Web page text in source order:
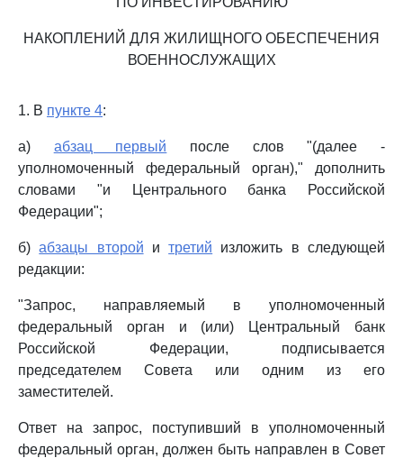
НАКОПЛЕНИЙ ДЛЯ ЖИЛИЩНОГО ОБЕСПЕЧЕНИЯ
ВОЕННОСЛУЖАЩИХ
1. В пункте 4:
а) абзац первый после слов "(далее -
уполномоченный федеральный орган)," дополнить
словами "и Центрального банка Российской
Федерации";
б)абзацы второй итретий изложить в следующей
редакции:
"Запрос, направляемый в уполномоченный
федеральный орган и (или) Центральный банк
Российской Федерации, подписывается
председателем Совета или одним из его
заместителей.
Ответ на запрос, поступивший в уполномоченный
федеральный орган, должен быть направлен в Совет